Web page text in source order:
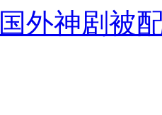
外神剧被